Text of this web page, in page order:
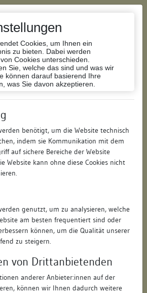
Cookies, um Ihnen ein
zu bieten. Dabei werden
Cookies unterschieden.
Sie, welche das sind und was wir
können darauf basierend Ihre
was Sie davon akzeptieren.
benötigt, um die Website technisch
indem sie Kommunikation mit dem
auf sichere Bereiche der Website
Website kann ohne diese Cookies nicht
genutzt, um zu analysieren, welche
am besten frequentiert sind oder
können, um die Qualität unserer
zu steigern.
von Drittanbietenden
anderer Anbieter:innen auf der
können wir Ihnen dadurch weitere
Restaurierung
Datum:04.05.2016
und Restaurierung
Als PDF herunterladen:
Hauptstraße
23
74354
Besigheim